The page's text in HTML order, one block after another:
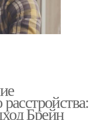
Брейн